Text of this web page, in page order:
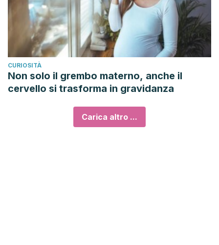
CURIOSITÀ
Non solo il grembo materno, anche il
cervello si trasforma in gravidanza
Carica altro ...